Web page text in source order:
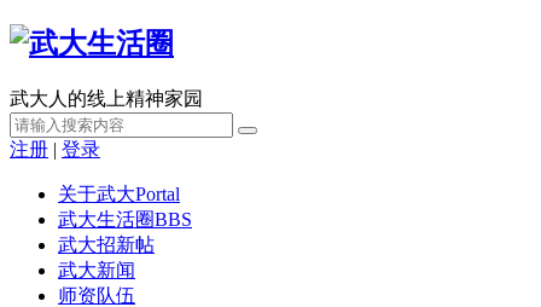
武大人的线上精神家园
注册 | 登录
关于武大Portal
武大生活圈BBS
武大招新帖
武大新闻
师资队伍